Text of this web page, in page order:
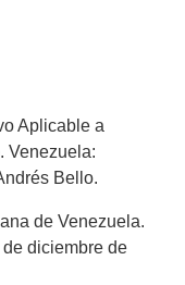
Aplicable a
Venezuela:
Bello.
de Venezuela.
diciembre de